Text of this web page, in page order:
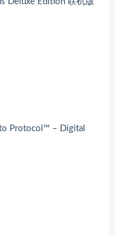
Protocol™ – Digital